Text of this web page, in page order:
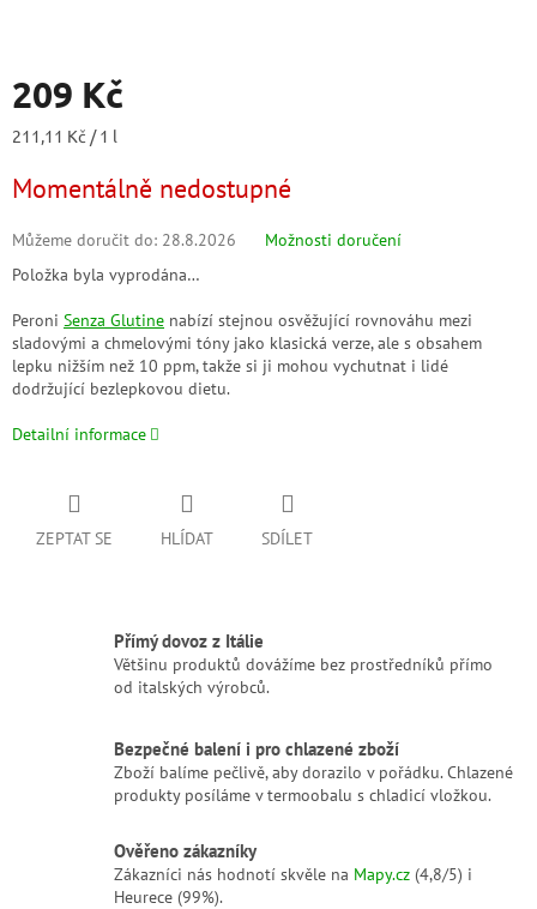
209 Kč
Měrná
211,11 Kč / 1 l
Momentálně nedostupné
Můžeme doručit do: 28.8.2026
Možnosti doručení
Položka byla vyprodána…
Peroni Senza Glutine nabízí stejnou osvěžující rovnováhu mezi
sladovými a chmelovými tóny jako klasická verze, ale s obsahem
lepku nižším než 10 ppm, takže si ji mohou vychutnat i lidé
dodržující bezlepkovou dietu.
Detailní informace
ZEPTAT SE HLÍDAT SDÍLET
Přímý dovoz z Itálie
Většinu produktů dovážíme bez prostředníků přímo
od italských výrobců.
Bezpečné balení i pro chlazené zboží
Zboží balíme pečlivě, aby dorazilo v pořádku. Chlazené
produkty posíláme v termoobalu s chladicí vložkou.
Ověřeno zákazníky
Zákazníci nás hodnotí skvěle na Mapy.cz (4,8/5) i
Heurece (99%).